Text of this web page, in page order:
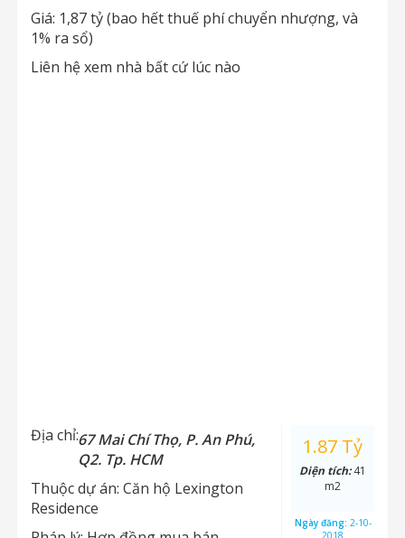
Giá: 1,87 tỷ (bao hết thuế phí chuyển nhượng, và
1% ra sổ)
Liên hệ xem nhà bất cứ lúc nào
Địa chỉ:67 Mai Chí Thọ, P. An Phú,
Q2. Tp. HCM
Thuộc dự án: Căn hộ Lexington
Residence
1.87 Tỷ
Diện tích:41
m2
Ngày đăng: 2-10-
2018